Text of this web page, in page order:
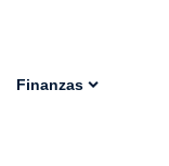
Finanzas